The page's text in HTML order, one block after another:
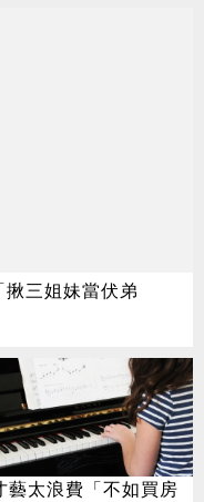
三姐妹當伏弟
藝太浪費「不如買房